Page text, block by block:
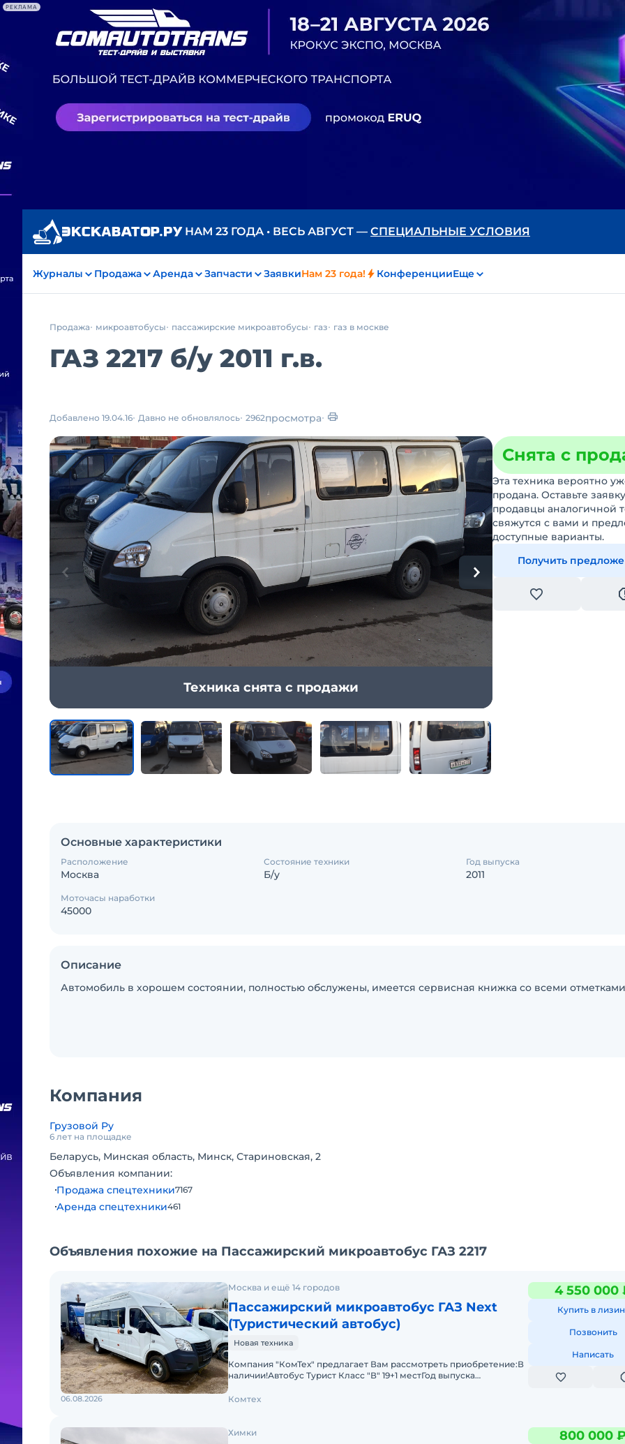
РЕКЛАМА
НАМ 23 ГОДА • ВЕСЬ АВГУСТ — СПЕЦИАЛЬНЫЕ УСЛОВИЯ
Журналы Продажа Аренда Запчасти ЗаявкиНам 23 года! КонференцииЕще
Продажа микроавтобусы пассажирские микроавтобусы газ газ в москве
ГАЗ 2217 б/у 2011 г.в.
Добавлено 19.04.16 Давно не обновлялось 2962просмотра
Техника снята с продажи
Снята с
Эта техника вероятно
продана. Оставьте
продавцы аналогичной
свяжутся с вами и
доступные варианты.
Получить
Основные характеристики
Расположение
Москва
Состояние техники
Б/у
Год выпуска
2011
Моточасы наработки
45000
Описание
Автомобиль в хорошем состоянии, полностью обслужены, имеется сервисная книжка со всеми
Компания
Грузовой Ру
6 лет на площадке
Беларусь, Минская область, Минск, Стариновская, 2
Объявления компании:
Продажа спецтехники7167
Аренда спецтехники461
Объявления похожие на Пассажирский микроавтобус ГАЗ 2217
Москва и ещё 14 городов
Пассажирский микроавтобус ГАЗ Next
(Туристический автобус)
Новая техника
Компания "КомТех" предлагает Вам рассмотреть приобретение:В
наличии!Автобус Турист Класс "В" 19+1 местГод выпуска
4 550 000
Купить в
Позвонить
Написать
06.08.2026 Комтех
Химки 800 000